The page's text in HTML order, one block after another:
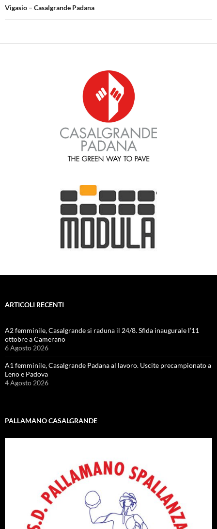
Vigasio – Casalgrande Padana
ARTICOLI RECENTI
A2 femminile, Casalgrande si raduna il 24/8. Sfida inaugurale l’11
ottobre a Camerano
6 Agosto 2026
A1 femminile, Casalgrande Padana al lavoro. Uscite precampionato a
Leno e Padova
4 Agosto 2026
PALLAMANO CASALGRANDE